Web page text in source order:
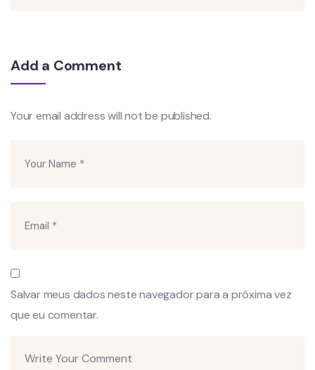
Add a Comment
Your email address will not be published.
Salvar meus dados neste navegador para a próxima vez
que eu comentar.